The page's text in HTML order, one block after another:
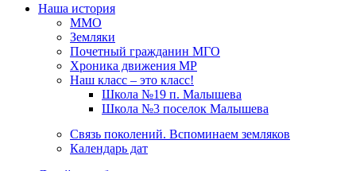
Наша история
ММО
Земляки
Почетный гражданин МГО
Хроника движения МР
Наш класс – это класс!
Школа №19 п. Малышева
Школа №3 поселок Малышева
Связь поколений. Вспоминаем земляков
Календарь дат